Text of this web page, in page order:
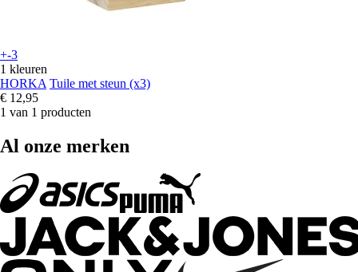
+-3
1 kleuren
HORKA Tuile met steun (x3)
€ 12,95
1 van 1 producten
Al onze merken